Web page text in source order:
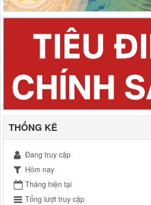
THỐNG KÊ
Đang truy cập
Hôm nay
Tháng hiện tại
Tổng lượt truy cập